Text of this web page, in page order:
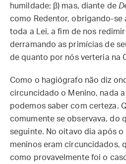
humildade; β) mas, diante de
como Redentor, obrigando-se
toda a Lei, a fim de nos
derramando as primícias de
de quanto por nós verteria na
Como o hagiógrafo não diz
circuncidado o Menino, nada
podemos saber com certeza.
comumente se observava, do
seguinte. No oitavo dia após o
meninos eram circuncidados,
como provavelmente foi o